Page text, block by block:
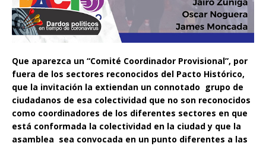
Que aparezca un “Comité Coordinador Provisional”, por
fuera de los sectores reconocidos del Pacto Histórico,
que la invitación la extiendan un connotado grupo de
ciudadanos de esa colectividad que no son reconocidos
como coordinadores de los diferentes sectores en que
está conformada la colectividad en la ciudad y que la
asamblea sea convocada en un punto diferentes a las